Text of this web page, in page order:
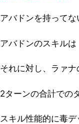
アバドンを持ってな
アバドンのスキル
それに対し、ラァ
2ターンの合計での
スキル性能的に毒デ